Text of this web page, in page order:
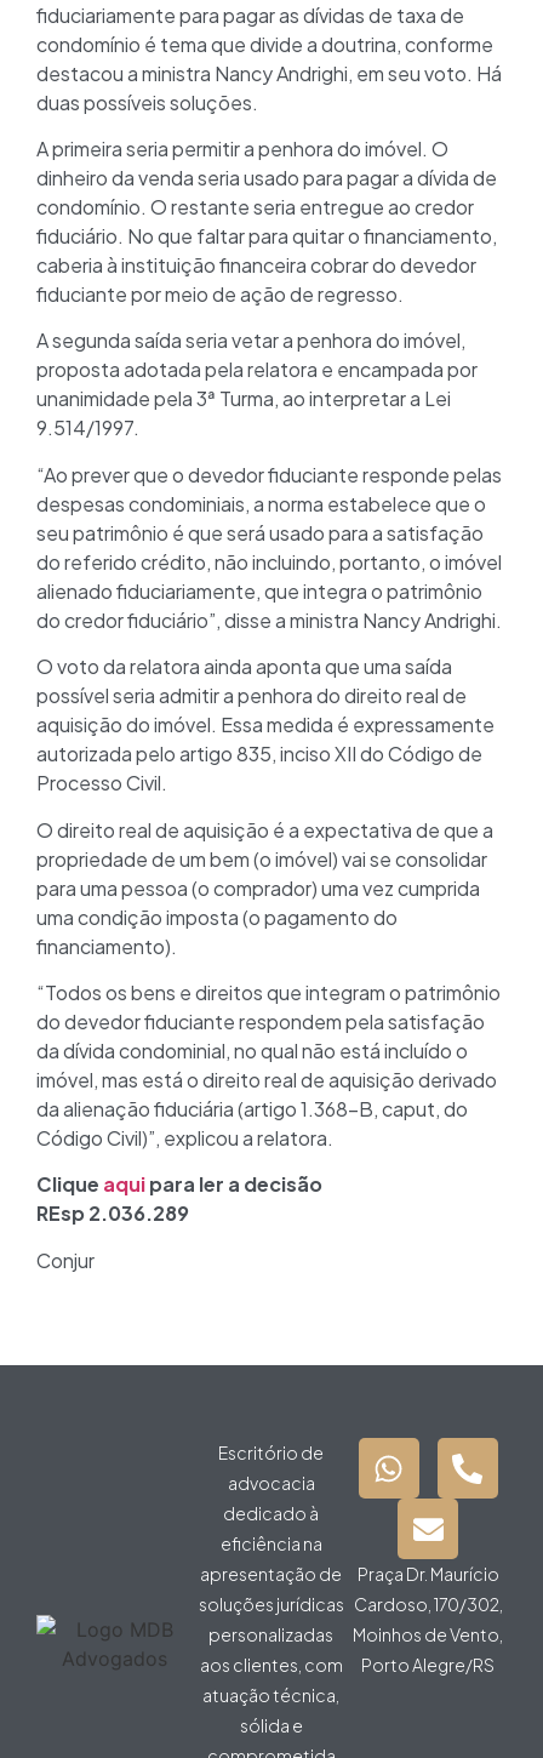
fiduciariamente para pagar as dívidas de taxa de
condomínio é tema que divide a doutrina, conforme
destacou a ministra Nancy Andrighi, em seu voto. Há
duas possíveis soluções.
A primeira seria permitir a penhora do imóvel. O
dinheiro da venda seria usado para pagar a dívida de
condomínio. O restante seria entregue ao credor
fiduciário. No que faltar para quitar o financiamento,
caberia à instituição financeira cobrar do devedor
fiduciante por meio de ação de regresso.
A segunda saída seria vetar a penhora do imóvel,
proposta adotada pela relatora e encampada por
unanimidade pela 3ª Turma, ao interpretar a Lei
9.514/1997.
“Ao prever que o devedor fiduciante responde pelas
despesas condominiais, a norma estabelece que o
seu patrimônio é que será usado para a satisfação
do referido crédito, não incluindo, portanto, o imóvel
alienado fiduciariamente, que integra o patrimônio
do credor fiduciário”, disse a ministra Nancy Andrighi.
O voto da relatora ainda aponta que uma saída
possível seria admitir a penhora do direito real de
aquisição do imóvel. Essa medida é expressamente
autorizada pelo artigo 835, inciso XII do Código de
Processo Civil.
O direito real de aquisição é a expectativa de que a
propriedade de um bem (o imóvel) vai se consolidar
para uma pessoa (o comprador) uma vez cumprida
uma condição imposta (o pagamento do
financiamento).
“Todos os bens e direitos que integram o patrimônio
do devedor fiduciante respondem pela satisfação
da dívida condominial, no qual não está incluído o
imóvel, mas está o direito real de aquisição derivado
da alienação fiduciária (artigo 1.368-B, caput, do
Código Civil)”, explicou a relatora.
Clique aquipara ler a decisão
REsp 2.036.289
Conjur
Escritório de
advocacia
dedicado à
eficiência na
apresentação de
soluções jurídicas
personalizadas
aos clientes, com
atuação técnica,
sólida e
Praça Dr. Maurício
Cardoso, 170/302,
Moinhos de Vento,
Porto Alegre/RS